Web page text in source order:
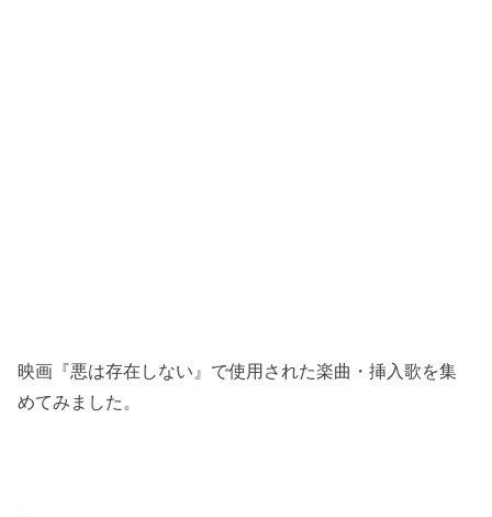
映画『悪は存在しない』で使用された楽曲・挿入歌を集
めてみました。